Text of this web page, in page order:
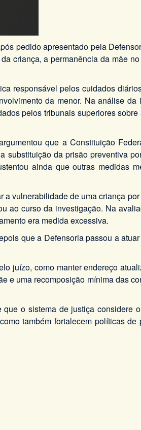
pedido apresentado pela
criança, a permanência da mãe
responsável pelos cuidados
da menor. Na análise da
pelos tribunais superiores
que a Constituição
substituição da prisão preventiva
ainda que outras medidas
vulnerabilidade de uma criança
ao curso da investigação. Na
era medida excessiva.
que a Defensoria passou a
juízo, como manter endereço
e uma recomposição mínima das
o sistema de justiça considere
também fortalecem políticas